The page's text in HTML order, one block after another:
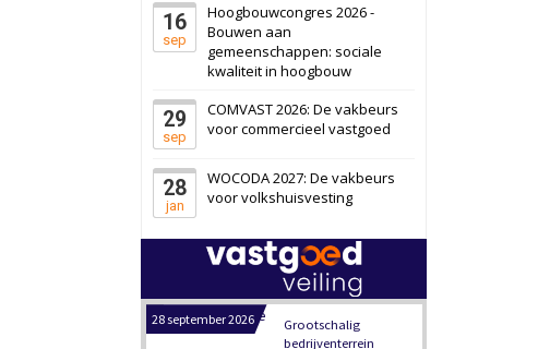
16
sep
Hoogbouwcongres 2026 -
Bouwen aan
gemeenschappen: sociale
kwaliteit in hoogbouw
29
sep
COMVAST 2026: De vakbeurs
voor commercieel vastgoed
28
jan
WOCODA 2027: De vakbeurs
voor volkshuisvesting
6 oktober 2026 Transformatieobject
Schiedam
22 september 2026 Attractiepark
Bekijk
Oranje
28 september 2026
bedrijventerrein
Schuinesloot
27 augustus 2026 Binnenvaartschip